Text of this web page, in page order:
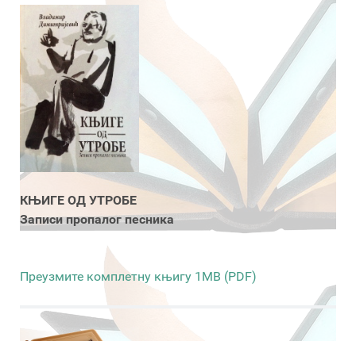
КЊИГЕ ОД УТРОБЕ
Записи пропалог песника
Преузмите комплетну књигу 1MB (PDF)